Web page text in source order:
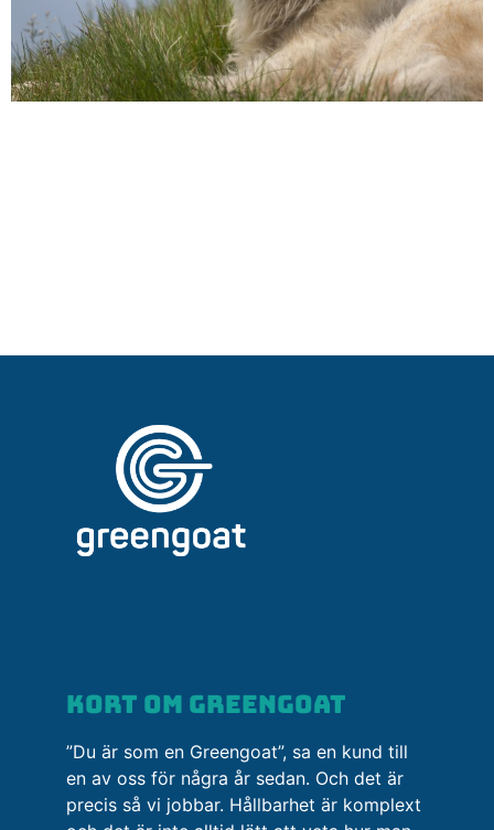
Kort om greengoat
”Du är som en Greengoat”, sa en kund till
en av oss för några år sedan. Och det är
precis så vi jobbar. Hållbarhet är komplext